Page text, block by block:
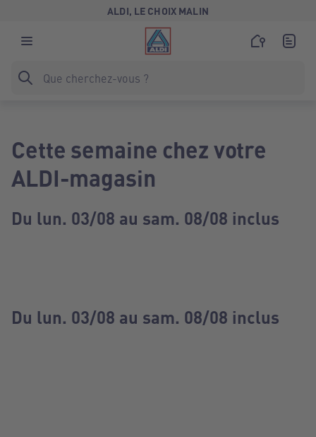
ALDI, LE CHOIX MALIN
Cette semaine chez votre
ALDI-magasin
Du lun. 03/08 au sam. 08/08 inclus
Du lun. 03/08 au sam. 08/08 inclus